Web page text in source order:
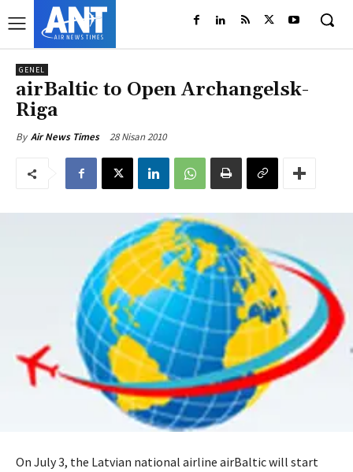
GENEL
airBaltic to Open Archangelsk-
Riga
By Air News Times 28 Nisan 2010
On July 3, the Latvian national airline airBaltic will start